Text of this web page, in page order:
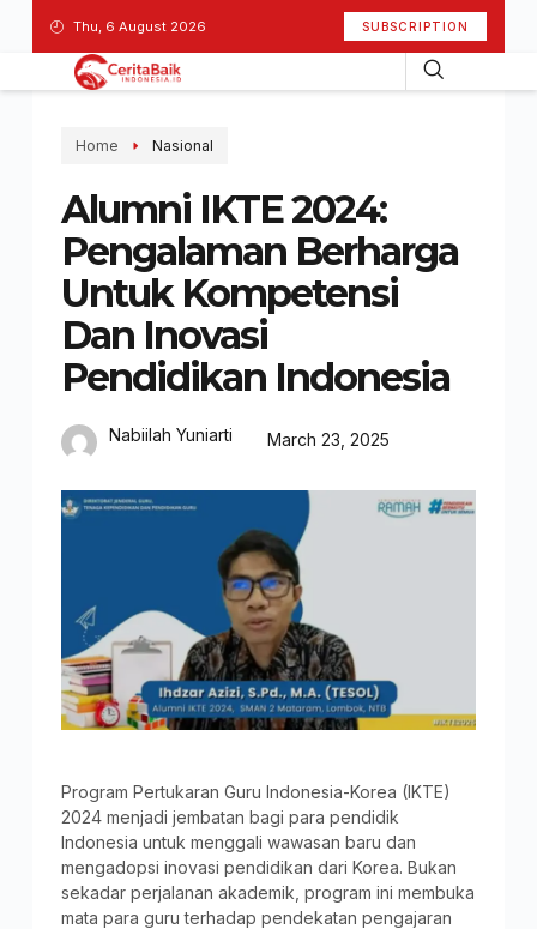
Thu, 6 August 2026 SUBSCRIPTION
Home Nasional
Alumni IKTE 2024:
Pengalaman Berharga
Untuk Kompetensi
Dan Inovasi
Pendidikan Indonesia
Nabiilah Yuniarti March 23, 2025
Program Pertukaran Guru Indonesia-Korea (IKTE)
2024 menjadi jembatan bagi para pendidik
Indonesia untuk menggali wawasan baru dan
mengadopsi inovasi pendidikan dari Korea. Bukan
sekadar perjalanan akademik, program ini membuka
mata para guru terhadap pendekatan pengajaran